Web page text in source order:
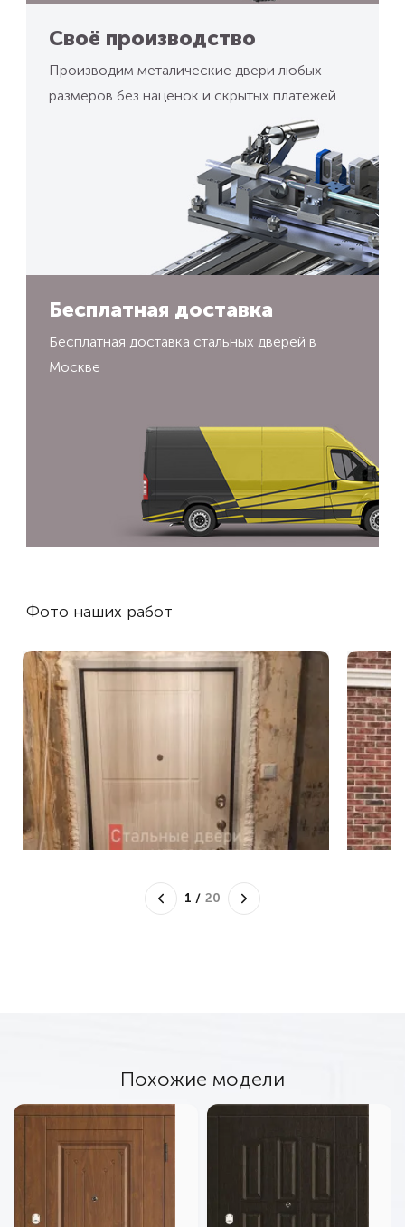
Своё производство
Производим металические двери любых
размеров без наценок и скрытых платежей
Бесплатная доставка
Бесплатная доставка стальных дверей в
Москве
Фото наших работ
1 / 20
Похожие модели